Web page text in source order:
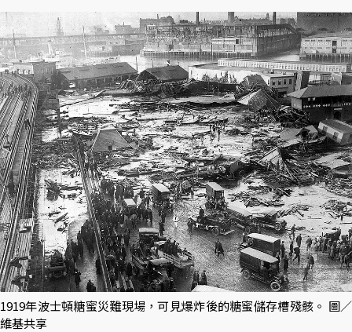
1919年波士頓糖蜜災難現場，可見爆炸後的糖蜜儲存槽殘骸。 圖／
維基共享